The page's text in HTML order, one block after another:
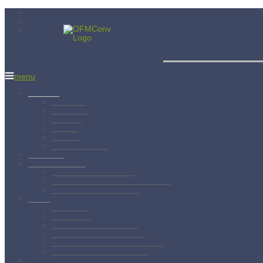
menu
Albánsko
Bratislava
Juniorát
Brehov
Levoča
Spišský Štvrtok
Povolanie
Svätý František
Životopis sv. Františka
Chronológia života sv. Františka
Testament sv. Františka
Dejiny minoritov vo svete
Dejiny minoritov na Slovensku